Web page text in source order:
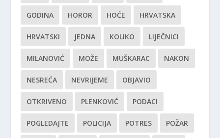
GODINA HOROR HOĆE HRVATSKA
HRVATSKI JEDNA KOLIKO LIJEČNICI
MILANOVIĆ MOŽE MUŠKARAC NAKON
NESREĆA NEVRIJEME OBJAVIO
OTKRIVENO PLENKOVIĆ PODACI
POGLEDAJTE POLICIJA POTRES POŽAR